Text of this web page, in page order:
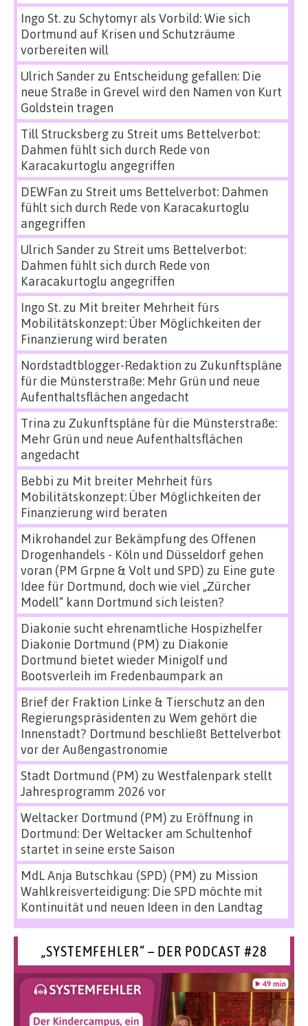
Ingo St.zu Schytomyr als Vorbild: Wie sich
Dortmund auf Krisen und Schutzräume
vorbereiten will
Ulrich Sanderzu Entscheidung gefallen: Die
neue Straße in Grevel wird den Namen von Kurt
Goldstein tragen
Till Strucksbergzu Streit ums Bettelverbot:
Dahmen fühlt sich durch Rede von
Karacakurtoglu angegriffen
DEWFan zu Streit ums Bettelverbot: Dahmen
fühlt sich durch Rede von Karacakurtoglu
angegriffen
Ulrich Sanderzu Streit ums Bettelverbot:
Dahmen fühlt sich durch Rede von
Karacakurtoglu angegriffen
Ingo St.zu Mit breiter Mehrheit fürs
Mobilitätskonzept: Über Möglichkeiten der
Finanzierung wird beraten
Nordstadtblogger-Redaktion zu Zukunftspläne
für die Münsterstraße: Mehr Grün und neue
Aufenthaltsflächen angedacht
Trina zu Zukunftspläne für die Münsterstraße:
Mehr Grün und neue Aufenthaltsflächen
angedacht
Bebbi zu Mit breiter Mehrheit fürs
Mobilitätskonzept: Über Möglichkeiten der
Finanzierung wird beraten
Mikrohandel zur Bekämpfung des Offenen
Drogenhandels - Köln und Düsseldorf gehen
voran (PM Grpne & Volt und SPD) zu Eine gute
Idee für Dortmund, doch wie viel „Zürcher
Modell“ kann Dortmund sich leisten?
Diakonie sucht ehrenamtliche Hospizhelfer
Diakonie Dortmund (PM) zu Diakonie
Dortmund bietet wieder Minigolf und
Bootsverleih im Fredenbaumpark an
Brief der Fraktion Linke & Tierschutz an den
Regierungspräsidenten zu Wem gehört die
Innenstadt? Dortmund beschließt Bettelverbot
vor der Außengastronomie
Stadt Dortmund (PM) zu Westfalenpark stellt
Jahresprogramm 2026 vor
Weltacker Dortmund (PM) zu Eröffnung in
Dortmund: Der Weltacker am Schultenhof
startet in seine erste Saison
MdL Anja Butschkau (SPD) (PM) zu Mission
Wahlkreisverteidigung: Die SPD möchte mit
Kontinuität und neuen Ideen in den Landtag
„SYSTEMFEHLER“ – DER PODCAST #28